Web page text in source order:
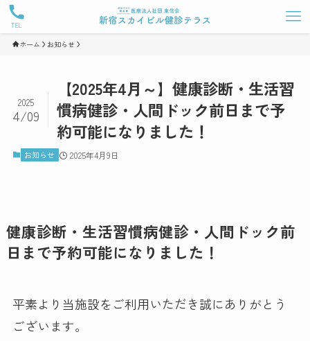
TEL
ホーム お知らせ
【2025年4月～】健康診断・生活習
慣病健診・人間ドック前日まで予
約可能になりました！
2025
4/09
お知らせ 2025年4月9日
健康診断・生活習慣病健診・人間ドック前
日まで予約可能になりました！
平素より当施設をご利用いただき誠にありがとう
ございます。